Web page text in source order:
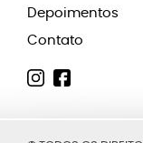
Depoimentos
Contato